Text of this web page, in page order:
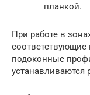
планкой.
При работе в
подоконные
устанавливаются